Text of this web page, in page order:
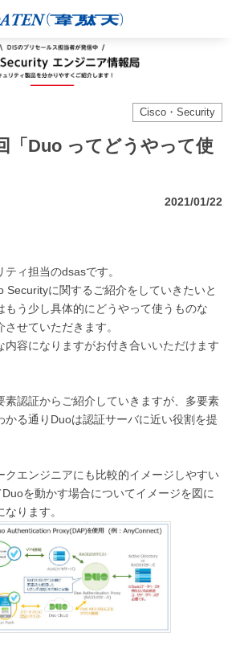
Cisco・Security
「Duo ってどうやって使
2021/01/22
ィ担当のdsasです。
に関するご紹介をしていきたいと
もう少し具体的にどうやって使うものな
せていただきます。
容になりますがお付き合いいただけます
認証からご紹介していきますが、多要素
かる通りDuoは認証サーバに近い役割を提
エンジニアにも比較的イメージしやすい
を動かす場合についてイメージを図に
ります。